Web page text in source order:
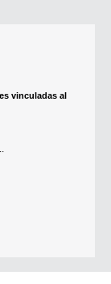
vinculadas al